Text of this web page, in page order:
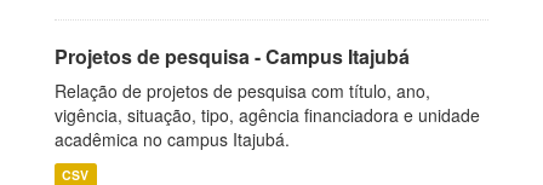
Projetos de pesquisa - Campus Itajubá
Relação de projetos de pesquisa com título, ano,
vigência, situação, tipo, agência financiadora e unidade
acadêmica no campus Itajubá.
CSV